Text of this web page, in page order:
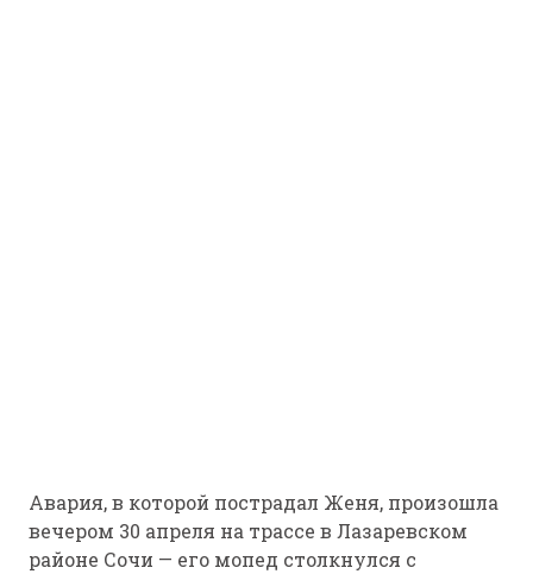
Авария, в которой пострадал Женя, произошла
вечером 30 апреля на трассе в Лазаревском
районе Сочи — его мопед столкнулся с